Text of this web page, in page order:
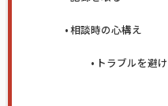
相談時の心構え
トラブルを避